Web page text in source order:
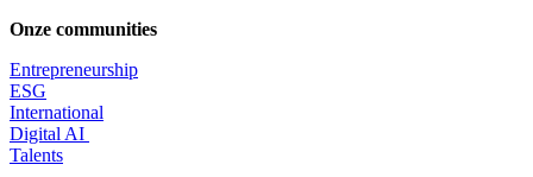
Onze communities
Entrepreneurship
ESG
International
Digital AI
Talents